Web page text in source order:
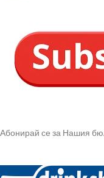
Абонирай се за Нашия